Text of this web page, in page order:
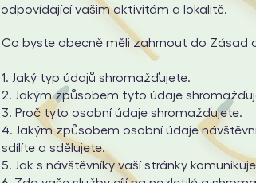
odpovídající vašim aktivitám a lokalitě.
Co byste obecně měli zahrnout do Zásad
1. Jaký typ údajů shromažďujete.
2. Jakým způsobem tyto údaje
3. Proč tyto osobní údaje shromažďujete.
4. Jakým způsobem osobní údaje
sdílíte a sdělujete.
5. Jak s návštěvníky vaší stránky